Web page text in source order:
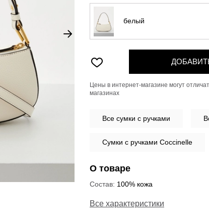
белый
Цены в интернет-магазине могут
магазинах
Все сумки с ручками
Сумки с ручками Coccinelle
О товаре
Состав: 100% кожа
Все характеристики